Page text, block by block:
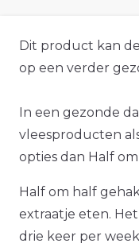
Dit product kan de
op een verder
In een gezonde
vleesproducten
opties dan Half
Half om half
extraatje eten.
drie keer per